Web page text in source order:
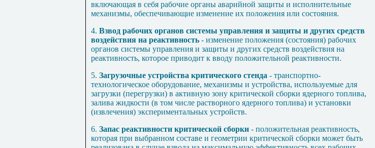
включающая в себя рабочие органы аварийной защиты и исполнительные
механизмы, обеспечивающие изменение их положения или состояния.
4. Взвод рабочих органов системы управления и защиты и других средств
воздействия на реактивность - изменение положения (состояния) рабочих
органов системы управления и защиты и других средств воздействия на
реактивность, которое приводит к вводу положительной реактивности.
5. Загрузочные устройства критического стенда - транспортно-
технологическое оборудование, механизмы и устройства, используемые для
загрузки (перегрузки) в активную зону критической сборки ядерного топлива,
залива жидкости (в том числе растворного ядерного топлива) и установки
(извлечения) экспериментальных устройств.
6. Запас реактивности критической сборки - положительная реактивность,
которая при выбранном составе и геометрии критической сборки может быть